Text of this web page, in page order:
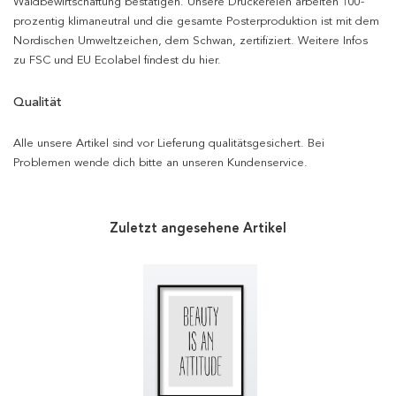
prozentig klimaneutral und die gesamte Posterproduktion ist mit dem
Nordischen Umweltzeichen, dem Schwan, zertifiziert. Weitere Infos
zu FSC und EU Ecolabel findest du hier.
Qualität
Alle unsere Artikel sind vor Lieferung qualitätsgesichert. Bei
Problemen wende dich bitte an unseren Kundenservice.
Zuletzt angesehene Artikel